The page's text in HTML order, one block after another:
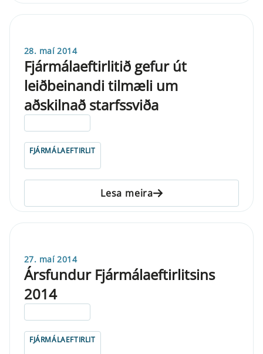
28. maí 2014
Fjármálaeftirlitið gefur út
leiðbeinandi tilmæli um
aðskilnað starfssviða
FJÁRMÁLAEFTIRLIT
Lesa meira
27. maí 2014
Ársfundur Fjármálaeftirlitsins
2014
FJÁRMÁLAEFTIRLIT